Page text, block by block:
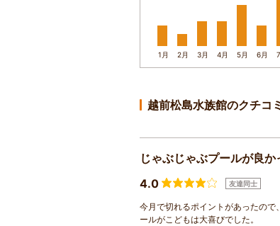
1月 2月 3月 4月 5月 6月
越前松島水族館のクチコ
じゃぶじゃぶプールが良か
4.0
友達同士
今月で切れるポイントがあったの
ールがこどもは大喜びでした。